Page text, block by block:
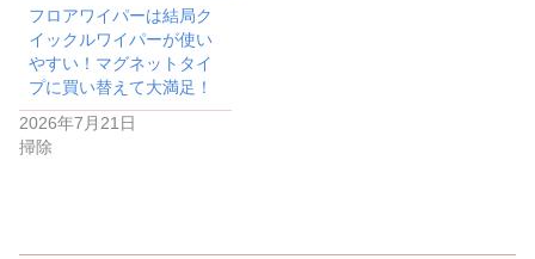
フロアワイパーは結局ク
イックルワイパーが使い
やすい！マグネットタイ
プに買い替えて大満足！
2026年7月21日
掃除